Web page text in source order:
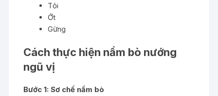
Tỏi
Ớt
Gừng
Cách thực hiện nầm bò nướng
ngũ vị
Bước 1: Sơ chế nầm bò